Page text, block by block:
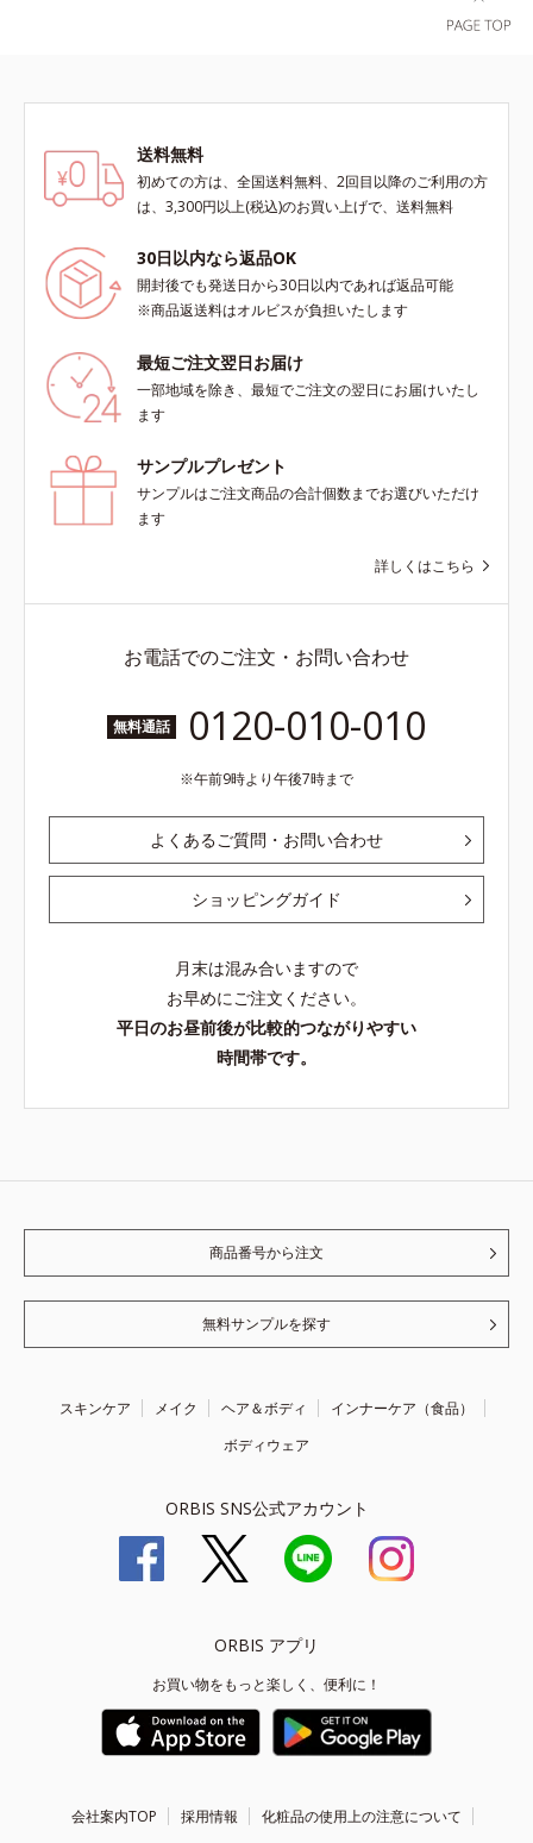
送料無料
初めての方は、全国送料無料、2回目以降のご利用の方
は、3,300円以上(税込)のお買い上げで、送料無料
30日以内なら返品OK
開封後でも発送日から30日以内であれば返品可能
※商品返送料はオルビスが負担いたします
最短ご注文翌日お届け
一部地域を除き、最短でご注文の翌日にお届けいたし
ます
サンプルプレゼント
サンプルはご注文商品の合計個数までお選びいただけ
ます
詳しくはこちら
お電話でのご注文・お問い合わせ
無料通話 0120-010-010
午前9時より午後7時まで
よくあるご質問・お問い合わせ
ショッピングガイド
月末は混み合いますので
お早めにご注文ください。
平日のお昼前後が比較的つながりやすい
時間帯です。
商品番号から注文
無料サンプルを探す
スキンケア メイク ヘア＆ボディ
インナーケア（食品）
ボディウェア
ORBIS SNS公式アカウント
ORBIS アプリ
お買い物をもっと楽しく、便利に！
会社案内TOP 採用情報 化粧品の使用上の注意について